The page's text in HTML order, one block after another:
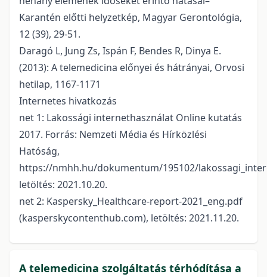
Karantén előtti helyzetkép, Magyar Gerontológia,
12 (39), 29-51.
Daragó L, Jung Zs, Ispán F, Bendes R, Dinya E.
(2013): A telemedicina előnyei és hátrányai, Orvosi
hetilap, 1167-1171
Internetes hivatkozás
net 1: Lakossági internethasználat Online kutatás
2017. Forrás: Nemzeti Média és Hírközlési
Hatóság,
https://nmhh.hu/dokumentum/195102/
letöltés: 2021.10.20.
net 2: Kaspersky_Healthcare-report-2021_eng.pdf
(kasperskycontenthub.com), letöltés: 2021.11.20.
A telemedicina szolgáltatás térhódítása a